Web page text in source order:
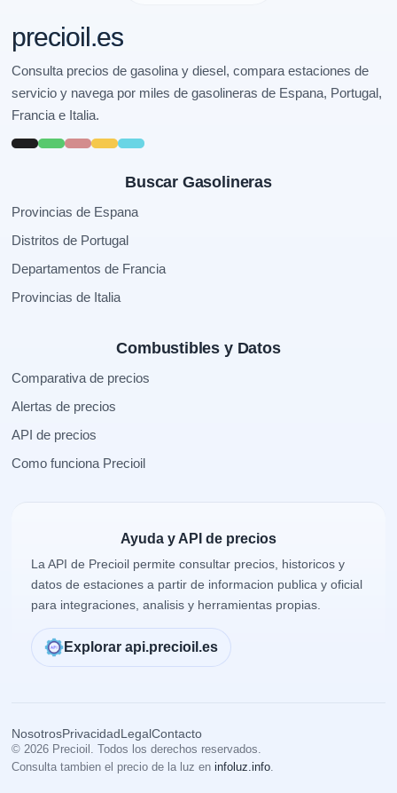
precioil.es
Consulta precios de gasolina y diesel, compara estaciones de
servicio y navega por miles de gasolineras de Espana, Portugal,
Francia e Italia.
Buscar Gasolineras
Provincias de Espana
Distritos de Portugal
Departamentos de Francia
Provincias de Italia
Combustibles y Datos
Comparativa de precios
Alertas de precios
API de precios
Como funciona Precioil
Ayuda y API de precios
La API de Precioil permite consultar precios, historicos y
datos de estaciones a partir de informacion publica y oficial
para integraciones, analisis y herramientas propias.
Explorar api.precioil.es
NosotrosPrivacidadLegalContacto
© 2026 Precioil. Todos los derechos reservados.
Consulta tambien el precio de la luz eninfoluz.info